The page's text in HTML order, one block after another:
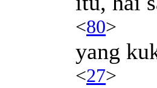
<80>
yang
<27>